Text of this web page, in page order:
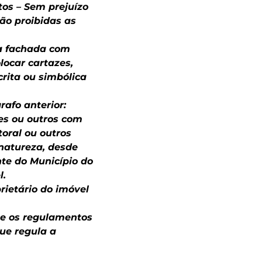
– Sem prejuízo
proibidas as
fachada com
cartazes,
ou simbólica
anterior:
ou outros com
ou outros
desde
do Município do
do imóvel
os regulamentos
regula a